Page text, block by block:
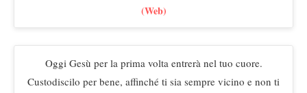
(Web)
Oggi Gesù per la prima volta entrerà nel tuo cuore.
Custodiscilo per bene, affinché ti sia sempre vicino e non ti